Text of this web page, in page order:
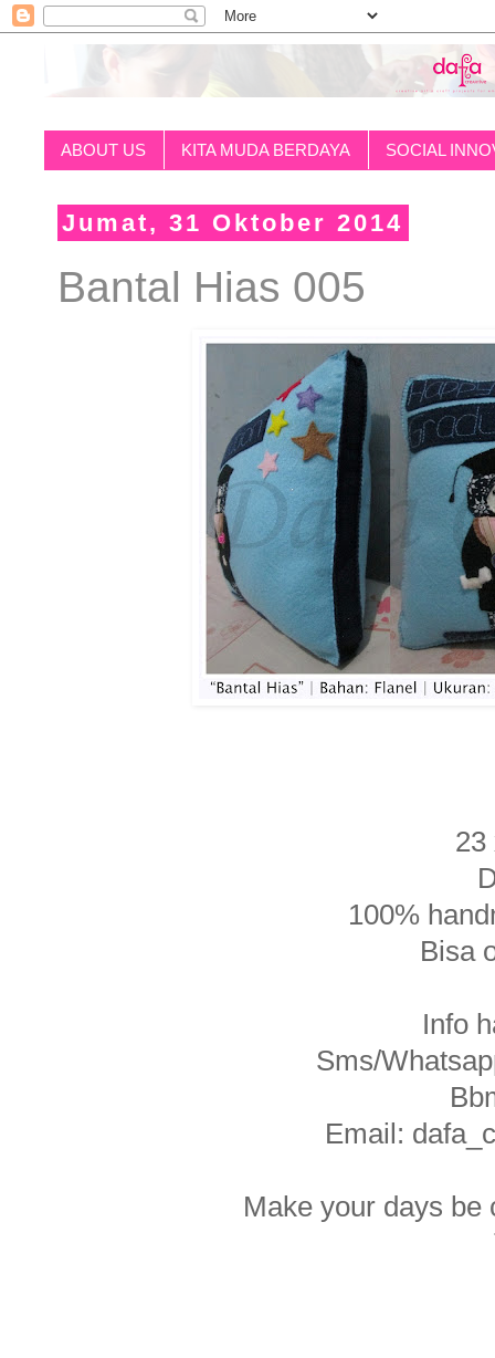
ABOUT US KITA MUDA BERDAYA SOCIAL
Jumat, 31 Oktober 2014
Bantal Hias 005
23
100%
Bisa
Info
Sms/
Email:
Make your days